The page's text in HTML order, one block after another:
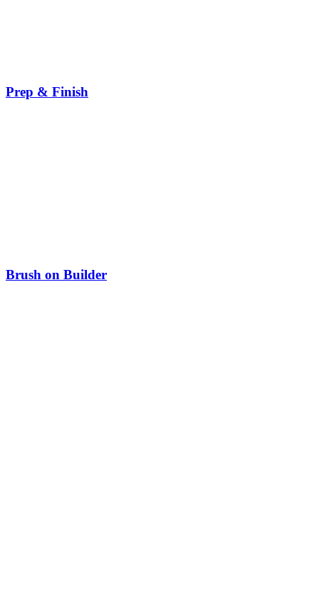
Prep & Finish
Brush on Builder